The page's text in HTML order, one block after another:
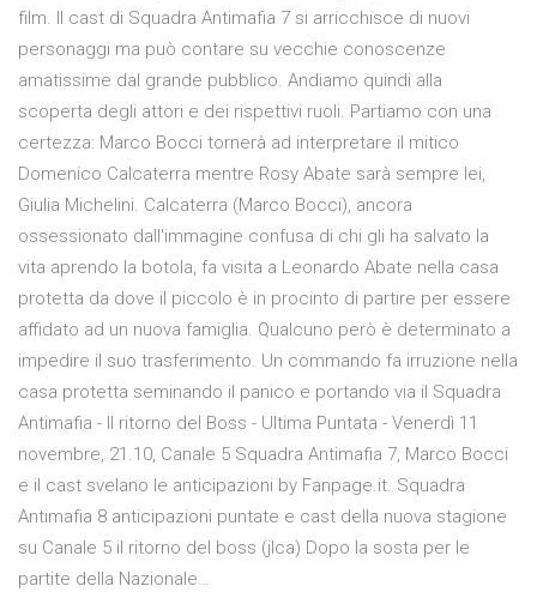
film. Il cast di Squadra Antimafia 7 si arricchisce di nuovi
personaggi ma può contare su vecchie conoscenze
amatissime dal grande pubblico. Andiamo quindi alla
scoperta degli attori e dei rispettivi ruoli. Partiamo con una
certezza: Marco Bocci tornerà ad interpretare il mitico
Domenico Calcaterra mentre Rosy Abate sarà sempre lei,
Giulia Michelini. Calcaterra (Marco Bocci), ancora
ossessionato dall'immagine confusa di chi gli ha salvato la
vita aprendo la botola, fa visita a Leonardo Abate nella casa
protetta da dove il piccolo è in procinto di partire per essere
affidato ad un nuova famiglia. Qualcuno però è determinato a
impedire il suo trasferimento. Un commando fa irruzione nella
casa protetta seminando il panico e portando via il Squadra
Antimafia - Il ritorno del Boss - Ultima Puntata - Venerdì 11
novembre, 21.10, Canale 5 Squadra Antimafia 7, Marco Bocci
e il cast svelano le anticipazioni by Fanpage.it. Squadra
Antimafia 8 anticipazioni puntate e cast della nuova stagione
su Canale 5 il ritorno del boss (jlca) Dopo la sosta per le
partite della Nazionale…